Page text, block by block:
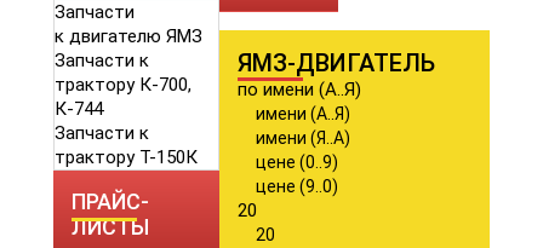
Запчасти
к двигателю ЯМЗ
Запчасти к
трактору К-700,
К-744
Запчасти к
трактору Т-150К
ПРАЙС-
ЛИСТЫ
ЯМЗ-ДВИГАТЕЛЬ
по имени (А..Я)
имени (А..Я)
имени (Я..А)
цене (0..9)
цене (9..0)
20
20